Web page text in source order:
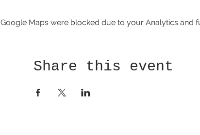
Google Maps were blocked due to your Analytics and
Share this event